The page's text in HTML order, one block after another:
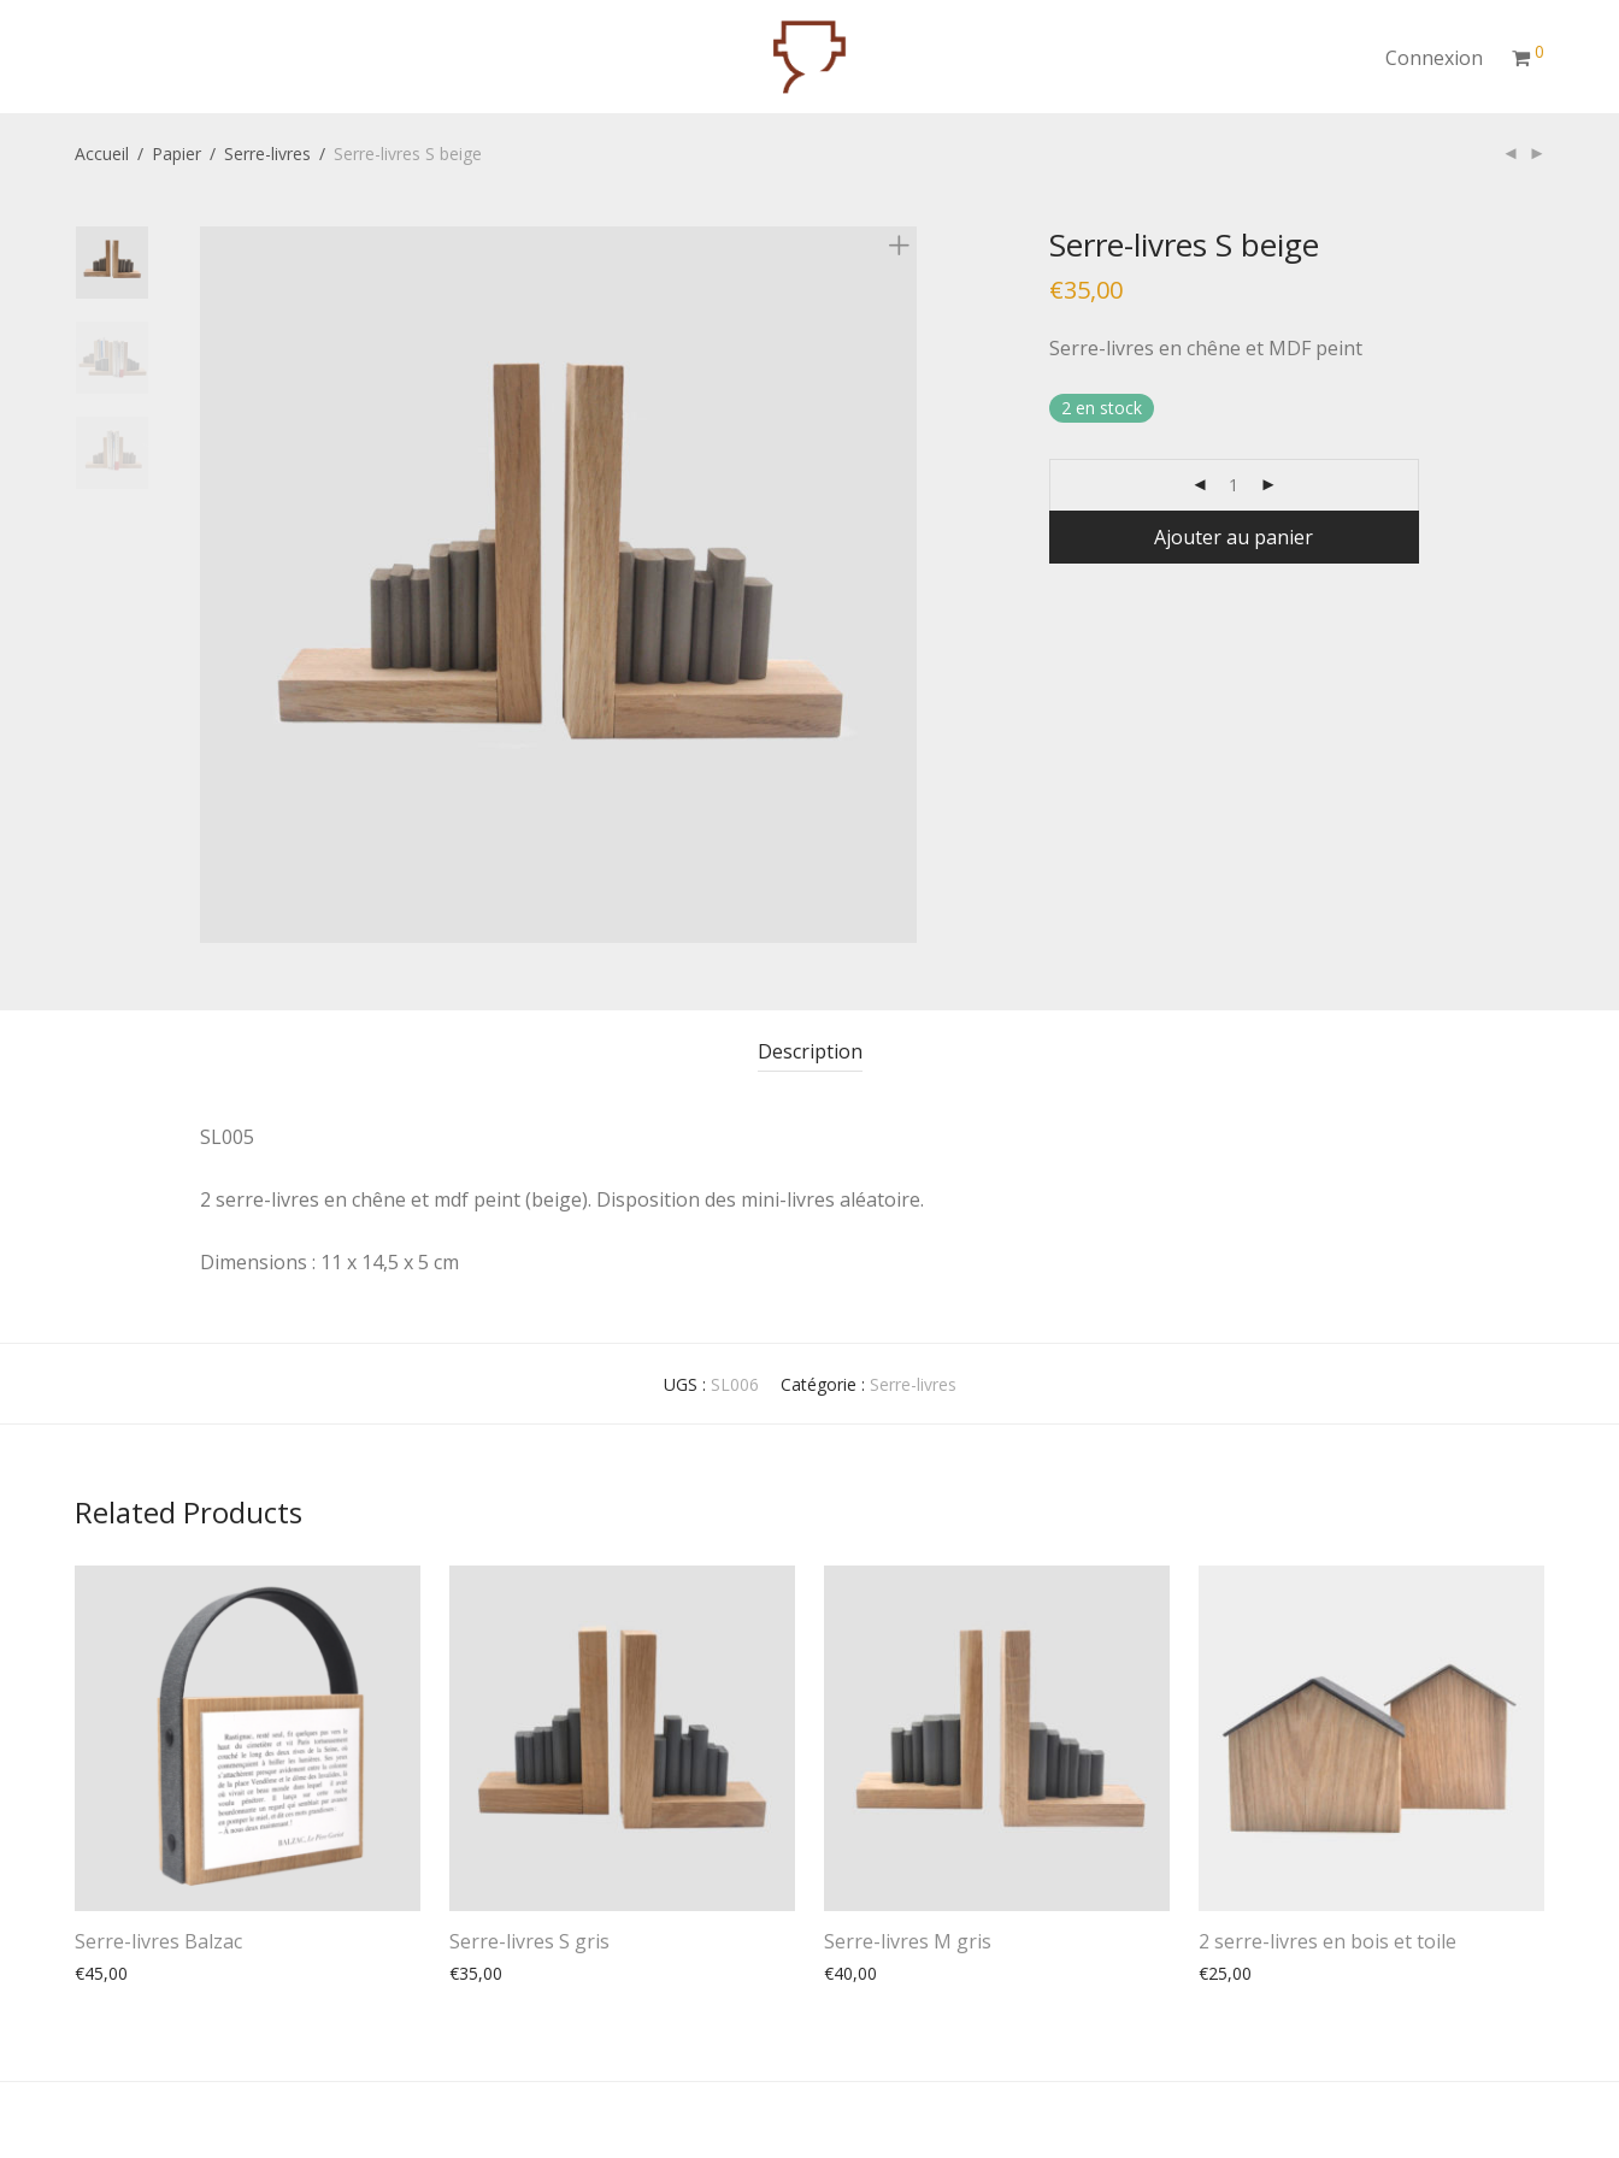
Connexion 0
Accueil / Papier / Serre-livres / Serre-livres S beige
Serre-livres S beige
€35,00
Serre-livres en chêne et MDF peint
2 en stock
Ajouter au panier
Description
SL005
2 serre-livres en chêne et mdf peint (beige). Disposition des mini-livres aléatoire.
Dimensions : 11 x 14,5 x 5 cm
UGS : SL006 Catégorie : Serre-livres
Related Products
Serre-livres Balzac
€45,00
Serre-livres S gris
€35,00
Serre-livres M gris
€40,00
2 serre-livres en bois et toile
€25,00